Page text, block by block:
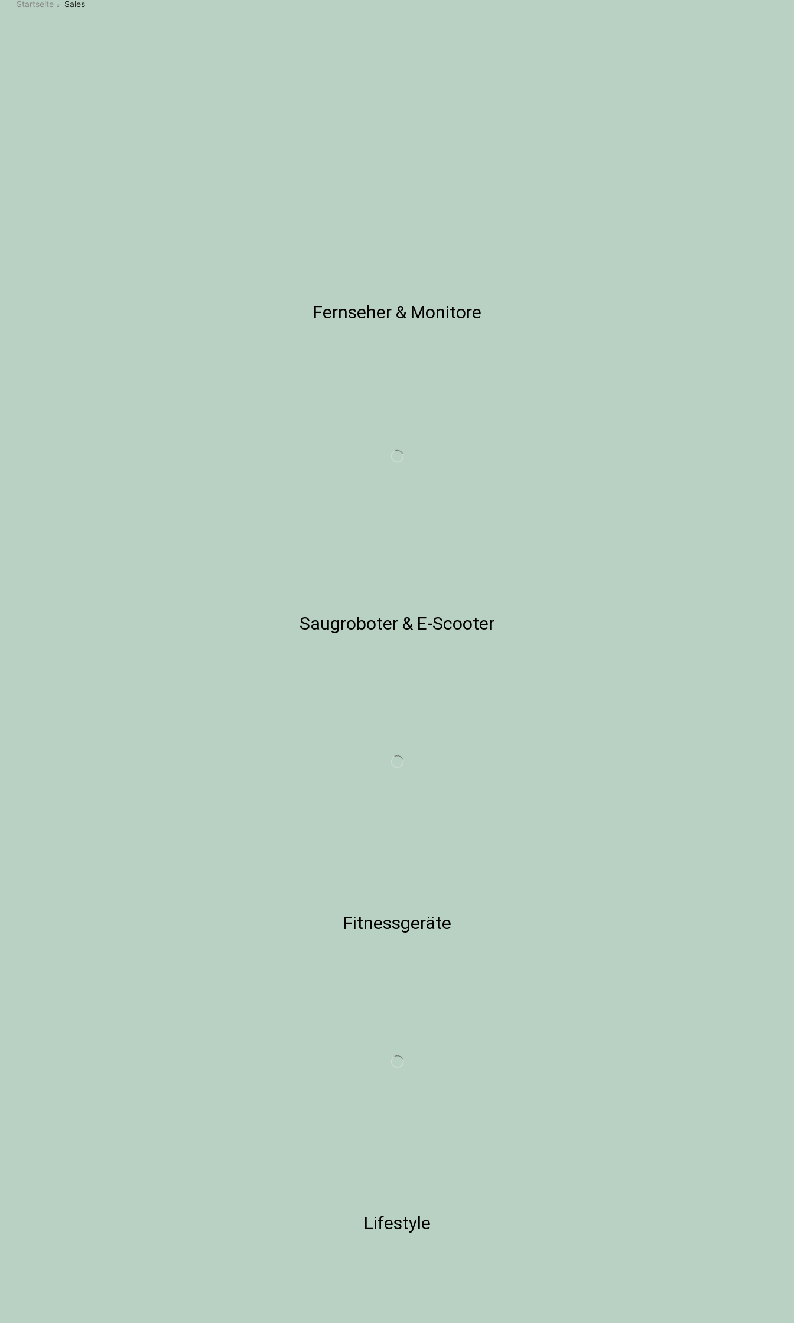
Startseite Sales
Fernseher & Monitore
Saugroboter & E-Scooter
Fitnessgeräte
Lifestyle